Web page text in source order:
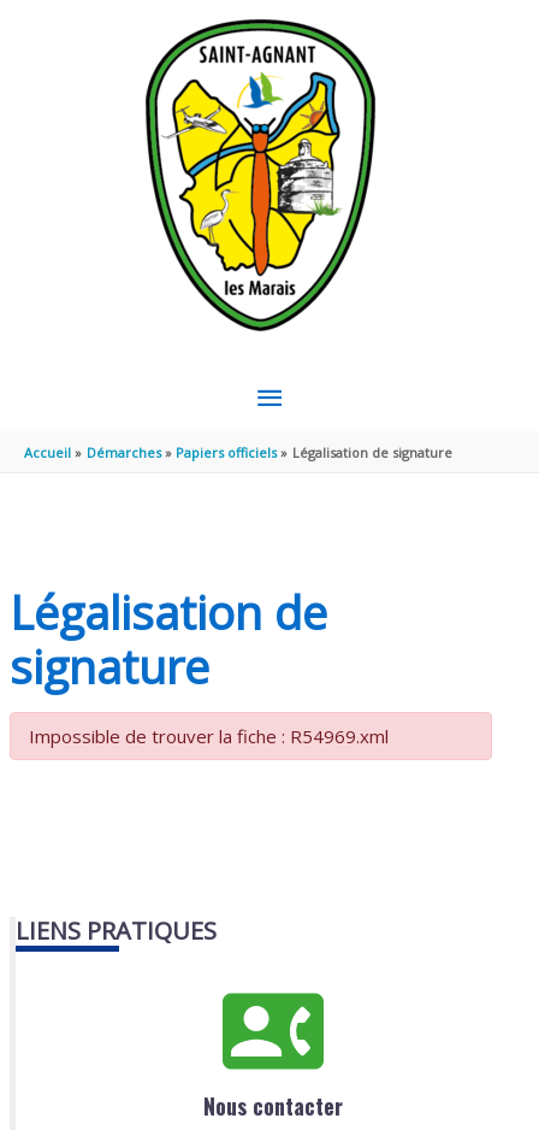
MENU
PRINCIPAL
Accueil Démarches Papiers officiels Légalisation de signature
Légalisation de
signature
Impossible de trouver la fiche : R54969.xml
LIENS PRATIQUES
Nous contacter